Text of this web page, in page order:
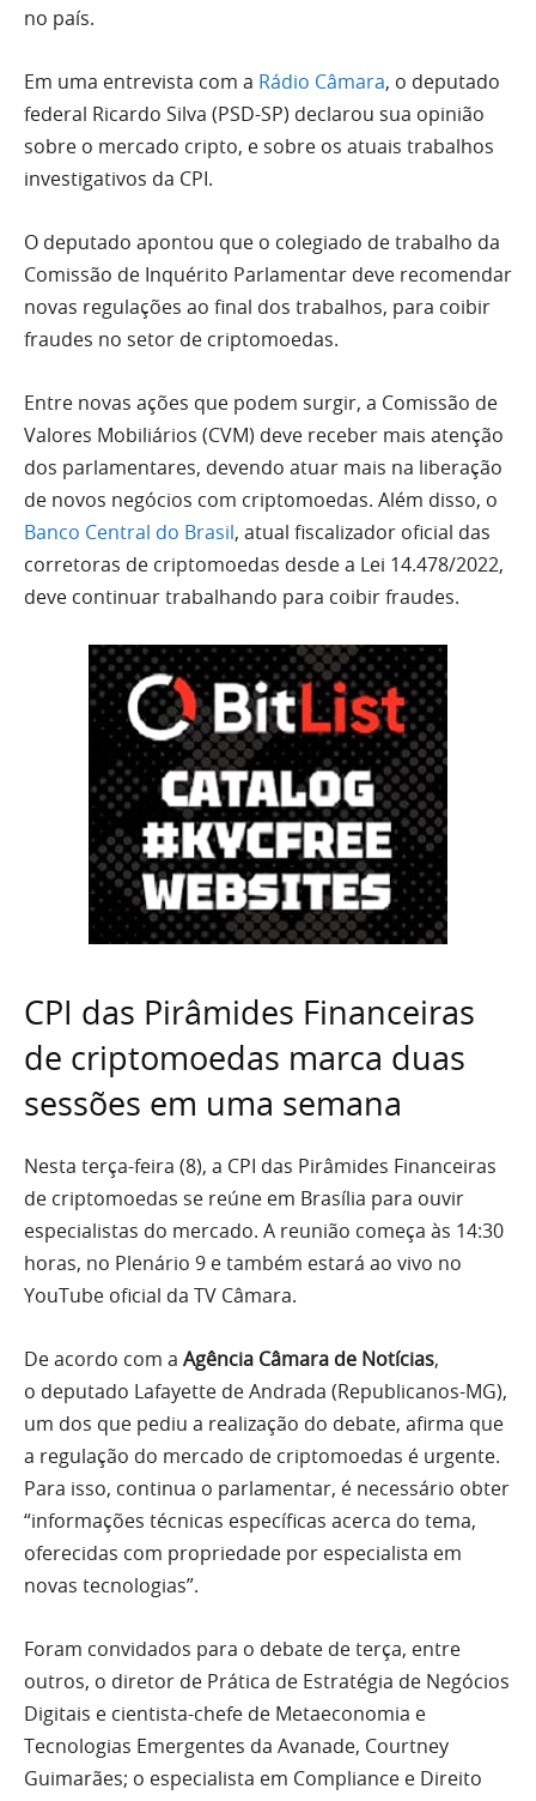
no país.
Em uma entrevista com a Rádio Câmara, o deputado
federal Ricardo Silva (PSD-SP) declarou sua opinião
sobre o mercado cripto, e sobre os atuais trabalhos
investigativos da CPI.
O deputado apontou que o colegiado de trabalho da
Comissão de Inquérito Parlamentar deve recomendar
novas regulações ao final dos trabalhos, para coibir
fraudes no setor de criptomoedas.
Entre novas ações que podem surgir, a Comissão de
Valores Mobiliários (CVM) deve receber mais atenção
dos parlamentares, devendo atuar mais na liberação
de novos negócios com criptomoedas. Além disso, o
Banco Central do Brasil, atual fiscalizador oficial das
corretoras de criptomoedas desde a Lei 14.478/2022,
deve continuar trabalhando para coibir fraudes.
CPI das Pirâmides Financeiras
de criptomoedas marca duas
sessões em uma semana
Nesta terça-feira (8), a CPI das Pirâmides Financeiras
de criptomoedas se reúne em Brasília para ouvir
especialistas do mercado. A reunião começa às 14:30
horas, no Plenário 9 e também estará ao vivo no
YouTube oficial da TV Câmara.
De acordo com a Agência Câmara de Notícias,
o deputado Lafayette de Andrada (Republicanos-MG),
um dos que pediu a realização do debate, afirma que
a regulação do mercado de criptomoedas é urgente.
Para isso, continua o parlamentar, é necessário obter
“informações técnicas específicas acerca do tema,
oferecidas com propriedade por especialista em
novas tecnologias”.
Foram convidados para o debate de terça, entre
outros, o diretor de Prática de Estratégia de Negócios
Digitais e cientista-chefe de Metaeconomia e
Tecnologias Emergentes da Avanade, Courtney
Guimarães; o especialista em Compliance e Direito